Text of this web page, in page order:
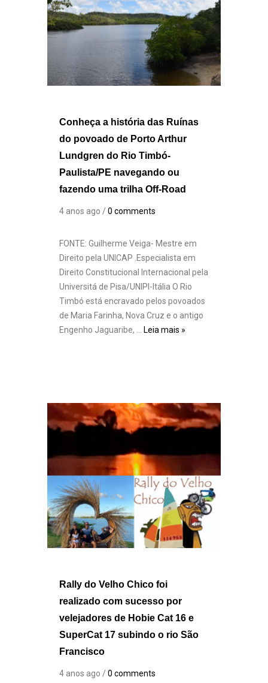
Conheça a história das Ruínas
do povoado de Porto Arthur
Lundgren do Rio Timbó-
Paulista/PE navegando ou
fazendo uma trilha Off-Road
4 anos ago /0 comments
FONTE: Guilherme Veiga- Mestre em
Direito pela UNICAP .Especialista em
Direito Constitucional Internacional pela
Universitá de Pisa/UNIPI-Itália O Rio
Timbó está encravado pelos povoados
de Maria Farinha, Nova Cruz e o antigo
Engenho Jaguaribe, … Leia mais »
Rally do Velho Chico foi
realizado com sucesso por
velejadores de Hobie Cat 16 e
SuperCat 17 subindo o rio São
Francisco
4 anos ago /0 comments